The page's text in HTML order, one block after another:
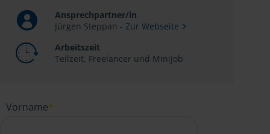
Ansprechpartner/in
Jürgen Steppan - Zur Webseite
Arbeitszeit
Teilzeit, Freelancer und Minijob
Vorname*